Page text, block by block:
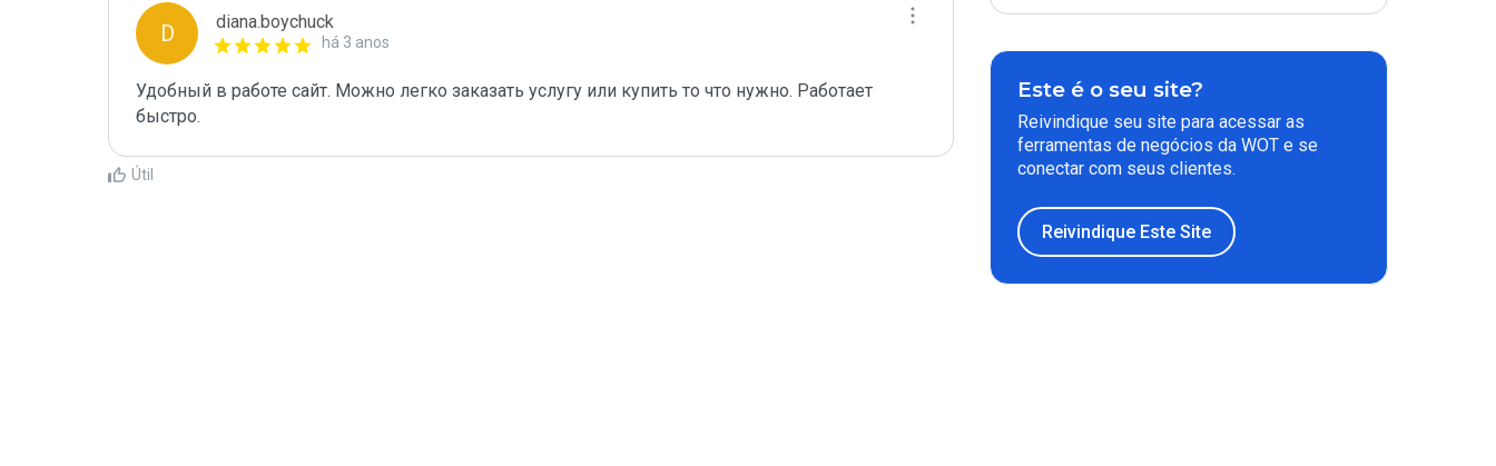
D diana.boychuck
há 3 anos
Удобный в работе сайт. Можно легко заказать услугу или купить то что нужно. Работает
быстро.
Útil
Este é o seu site?
Reivindique seu site para acessar as
ferramentas de negócios da WOT e se
conectar com seus clientes.
Reivindique Este Site